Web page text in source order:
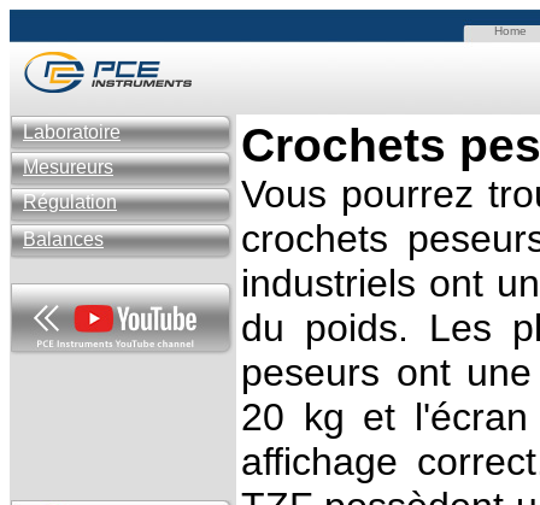
Home
Laboratoire
Mesureurs
Régulation
Balances
Crochets
Vous pourrez
crochets
industriels ont
du poids. Les
peseurs ont
20 kg et
affichage